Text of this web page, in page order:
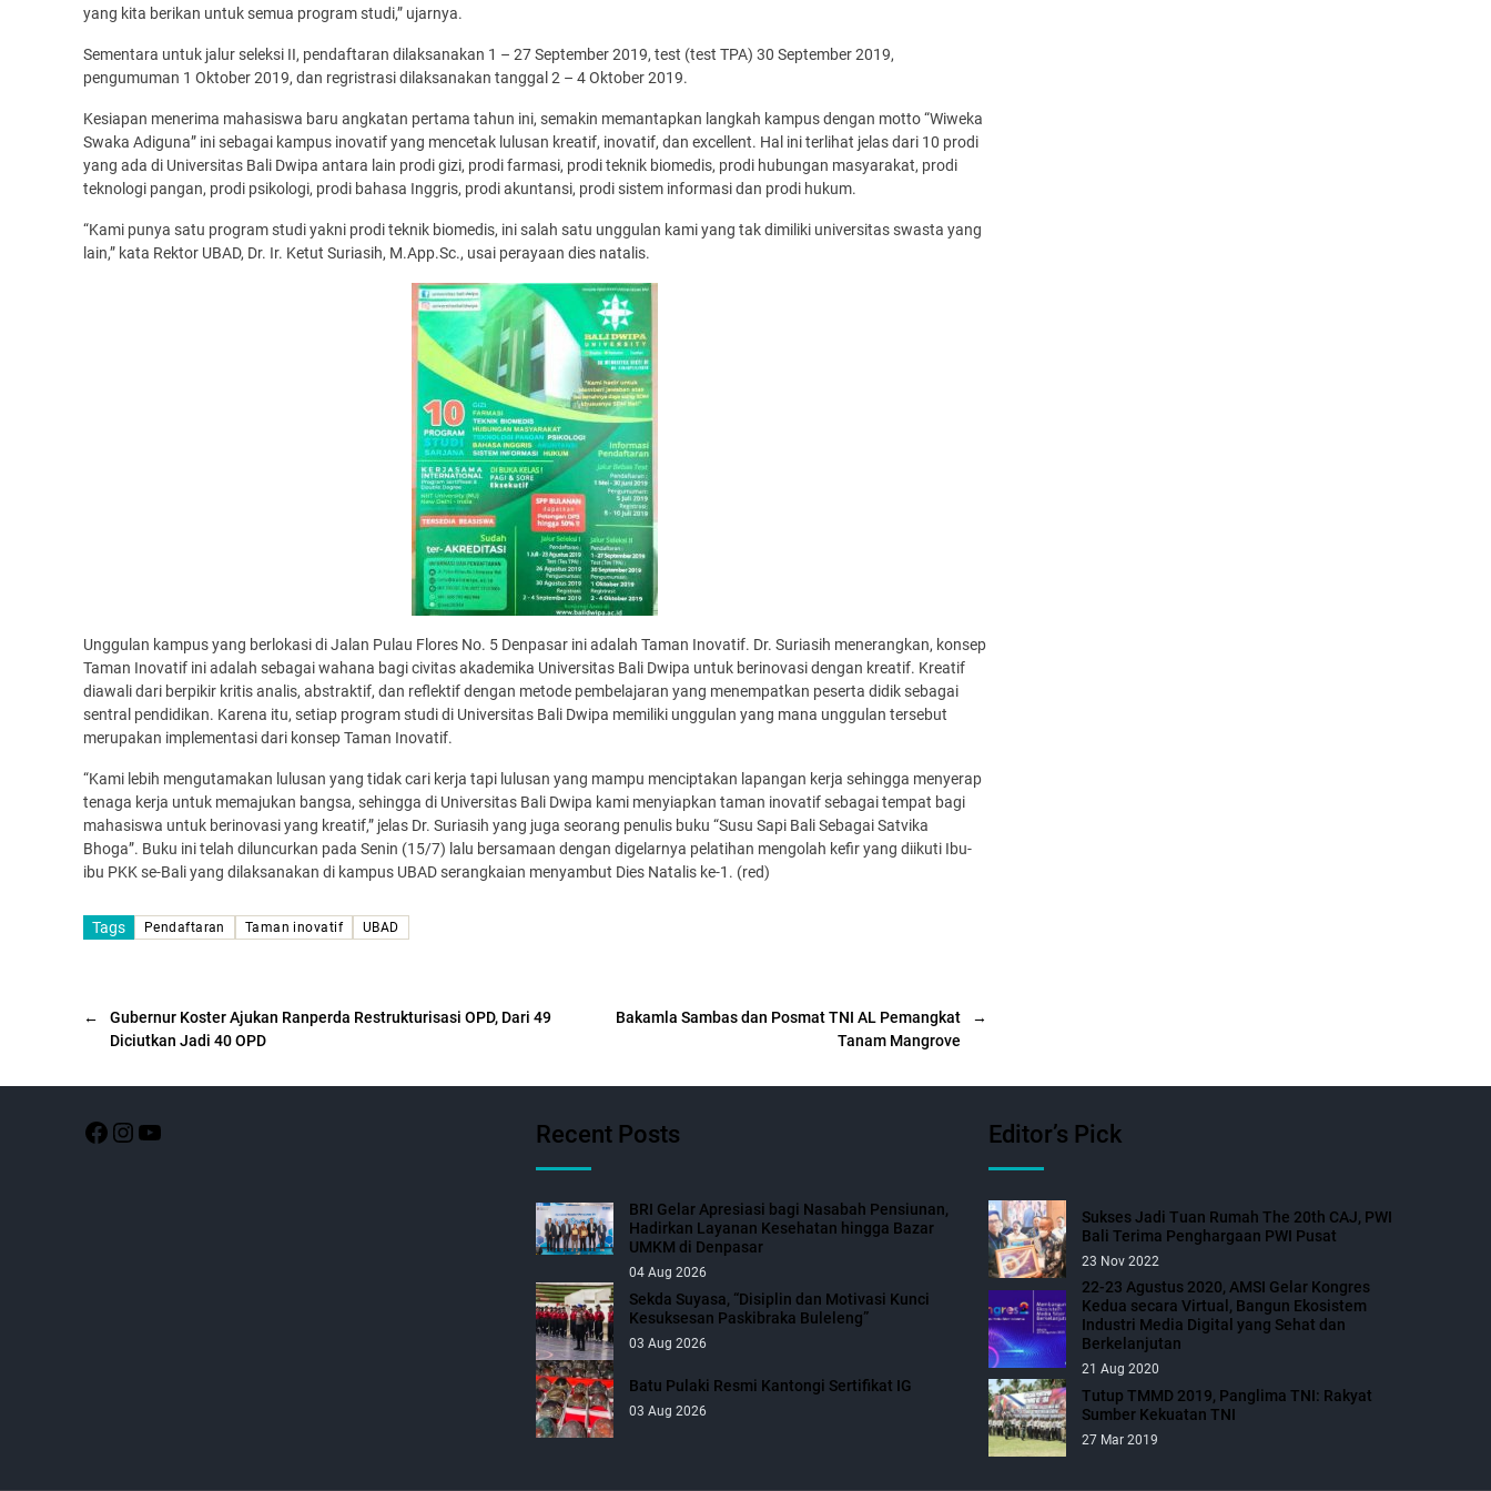
yang kita berikan untuk semua program studi,” ujarnya.
Sementara untuk jalur seleksi II, pendaftaran dilaksanakan 1 – 27 September 2019, test (test TPA) 30 September 2019,
pengumuman 1 Oktober 2019, dan regristrasi dilaksanakan tanggal 2 – 4 Oktober 2019.
Kesiapan menerima mahasiswa baru angkatan pertama tahun ini, semakin memantapkan langkah kampus dengan motto “Wiweka
Swaka Adiguna” ini sebagai kampus inovatif yang mencetak lulusan kreatif, inovatif, dan excellent. Hal ini terlihat jelas dari 10 prodi
yang ada di Universitas Bali Dwipa antara lain prodi gizi, prodi farmasi, prodi teknik biomedis, prodi hubungan masyarakat, prodi
teknologi pangan, prodi psikologi, prodi bahasa Inggris, prodi akuntansi, prodi sistem informasi dan prodi hukum.
“Kami punya satu program studi yakni prodi teknik biomedis, ini salah satu unggulan kami yang tak dimiliki universitas swasta yang
lain,” kata Rektor UBAD, Dr. Ir. Ketut Suriasih, M.App.Sc., usai perayaan dies natalis.
Unggulan kampus yang berlokasi di Jalan Pulau Flores No. 5 Denpasar ini adalah Taman Inovatif. Dr. Suriasih menerangkan, konsep
Taman Inovatif ini adalah sebagai wahana bagi civitas akademika Universitas Bali Dwipa untuk berinovasi dengan kreatif. Kreatif
diawali dari berpikir kritis analis, abstraktif, dan reflektif dengan metode pembelajaran yang menempatkan peserta didik sebagai
sentral pendidikan. Karena itu, setiap program studi di Universitas Bali Dwipa memiliki unggulan yang mana unggulan tersebut
merupakan implementasi dari konsep Taman Inovatif.
“Kami lebih mengutamakan lulusan yang tidak cari kerja tapi lulusan yang mampu menciptakan lapangan kerja sehingga menyerap
tenaga kerja untuk memajukan bangsa, sehingga di Universitas Bali Dwipa kami menyiapkan taman inovatif sebagai tempat bagi
mahasiswa untuk berinovasi yang kreatif,” jelas Dr. Suriasih yang juga seorang penulis buku “Susu Sapi Bali Sebagai Satvika
Bhoga”. Buku ini telah diluncurkan pada Senin (15/7) lalu bersamaan dengan digelarnya pelatihan mengolah kefir yang diikuti Ibu-
ibu PKK se-Bali yang dilaksanakan di kampus UBAD serangkaian menyambut Dies Natalis ke-1. (red)
Tags Pendaftaran Taman inovatif UBAD
←
Gubernur Koster Ajukan Ranperda Restrukturisasi OPD, Dari 49
Diciutkan Jadi 40 OPD
→
Bakamla Sambas dan Posmat TNI AL Pemangkat
Tanam Mangrove
Recent Posts
BRI Gelar Apresiasi bagi Nasabah Pensiunan,
Hadirkan Layanan Kesehatan hingga Bazar
UMKM di Denpasar
04 Aug 2026
Sekda Suyasa, “Disiplin dan Motivasi Kunci
Kesuksesan Paskibraka Buleleng”
03 Aug 2026
Batu Pulaki Resmi Kantongi Sertifikat IG
03 Aug 2026
Editor’s Pick
Sukses Jadi Tuan Rumah The 20th CAJ, PWI
Bali Terima Penghargaan PWI Pusat
23 Nov 2022
22-23 Agustus 2020, AMSI Gelar Kongres
Kedua secara Virtual, Bangun Ekosistem
Industri Media Digital yang Sehat dan
Berkelanjutan
21 Aug 2020
Tutup TMMD 2019, Panglima TNI: Rakyat
Sumber Kekuatan TNI
27 Mar 2019